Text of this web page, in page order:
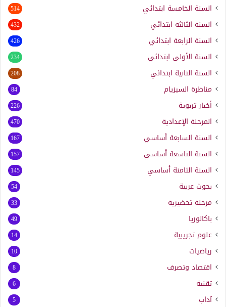
السنة الخامسة ابتدائي 514
السنة الثالثة ابتدائي 432
السنة الرابعة ابتدائي 426
السنة الأولى ابتدائي 234
السنة الثانية ابتدائي 208
مناظرة السيزيام 84
أخبار تربوية 226
المرحلة الإعدادية 470
السنة السابعة أساسي 167
السنة التاسعة أساسي 157
السنة الثامنة أساسي 145
بحوث عربية 54
مرحلة تحضيرية 33
باكالوريا 49
علوم تجريبية 14
رياضيات 10
اقتصاد وتصرف 8
تقنية 6
آداب 5